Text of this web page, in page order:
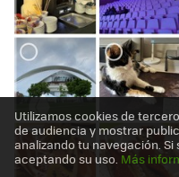
Utilizamos cookies de
de audiencia y mostrar
analizando tu navegación.
aceptando su uso. Más